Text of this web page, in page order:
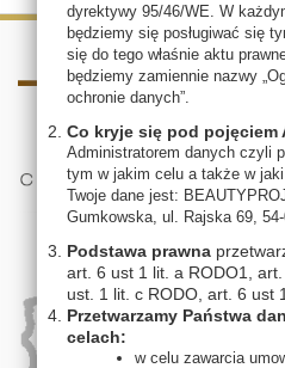
dyrektywy 95/46/WE. W
będziemy się posługiwać się
się do tego właśnie aktu
będziemy zamiennie nazwy
ochronie danych”.
Co kryje się pod pojęciem
Administratorem danych czyli
tym w jakim celu a także w
Twoje dane jest:
Gumkowska, ul. Rajska 69, 54-
Podstawa prawna
art. 6 ust 1 lit. a RODO1,
ust. 1 lit. c RODO, art. 6 ust
Przetwarzamy Państwa
celach:
w celu zawarcia